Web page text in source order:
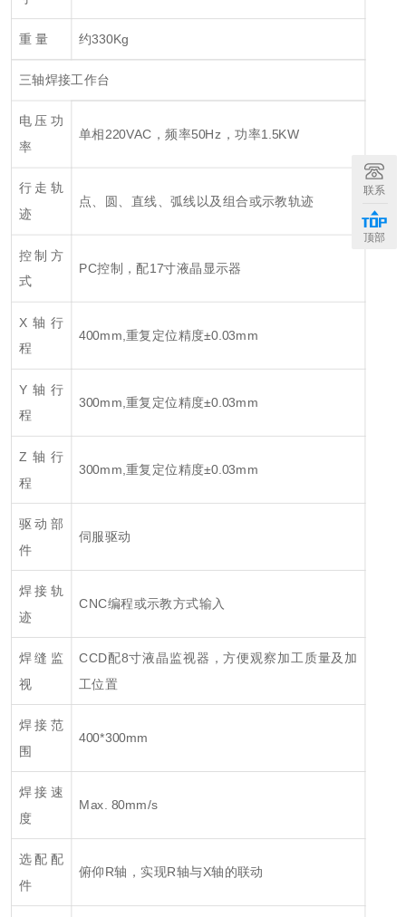
重 量 约330Kg
三轴焊接工作台
电压功
率
单相220VAC，频率50Hz，功率1.5KW
行走轨
迹
点、圆、直线、弧线以及组合或示教轨迹
控制方
式
PC控制，配17寸液晶显示器
X轴行
程
400mm,重复定位精度±0.03mm
Y轴行
程
300mm,重复定位精度±0.03mm
Z轴行
程
300mm,重复定位精度±0.03mm
驱动部
件
伺服驱动
焊接轨
迹
CNC编程或示教方式输入
焊缝监
视
CCD配8寸液晶监视器，方便观察加工质量及加
工位置
焊接范
围
400*300mm
焊接速
度
Max. 80mm/s
选配配
件
俯仰R轴，实现R轴与X轴的联动
联系
顶部